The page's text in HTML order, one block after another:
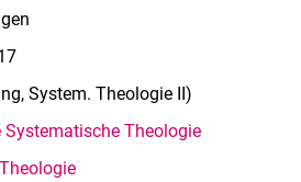
System. Theologie II)
Theologie